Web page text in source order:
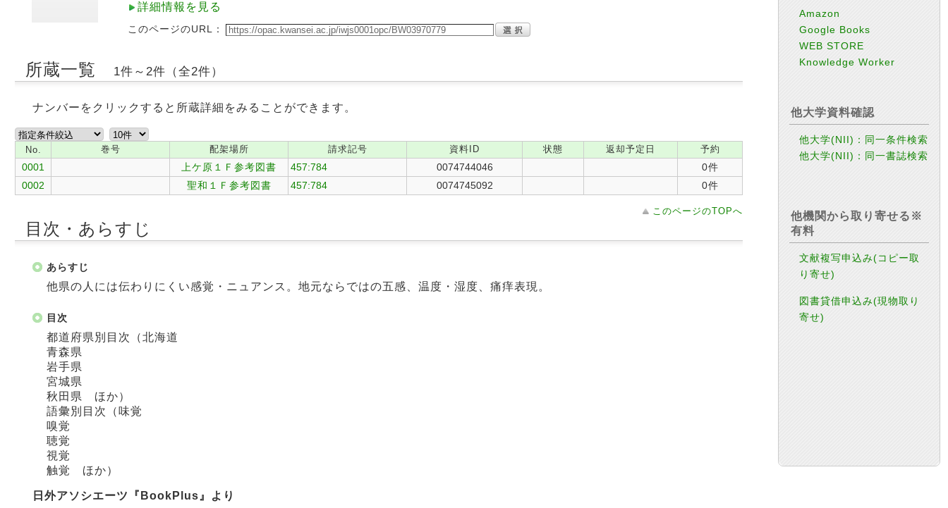
詳細情報を見る
このページのURL：
所蔵一覧 1件～2件（全2件）
ナンバーをクリックすると所蔵詳細をみることができます。
No. 巻号 配架場所 請求記号 資料ID 状態 返却予定日 予約
0001 上ケ原１Ｆ参考図書 457:784 0074744046
0件
0002
聖和１Ｆ参考図書 457:784 0074745092 0件
このページのTOPへ
目次・あらすじ
あらすじ
他県の人には伝わりにくい感覚・ニュアンス。地元ならではの五感、温度・湿度、痛痒表現。
目次
都道府県別目次（北海道
青森県
岩手県
宮城県
秋田県 ほか）
語彙別目次（味覚
嗅覚
聴覚
視覚
触覚 ほか）
日外アソシエーツ『BookPlus』より
Amazon
Google Books
WEB STORE
Knowledge Worker
他大学資料確認
他大学(NII)：同一条件検索
他大学(NII)：同一書誌検索
他機関から取り寄せる※
有料
文献複写申込み(コピー取
り寄せ)
図書貸借申込み(現物取り
寄せ)